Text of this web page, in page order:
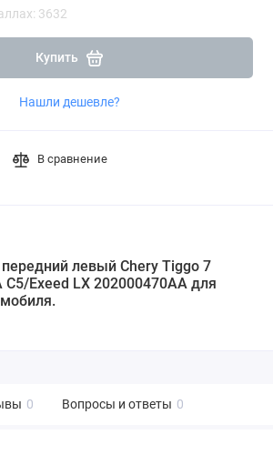
3632
Купить
Нашли дешевле?
В сравнение
левый Chery Tiggo 7
C5/Exeed LX 202000470AA для
0 Вопросы и ответы 0